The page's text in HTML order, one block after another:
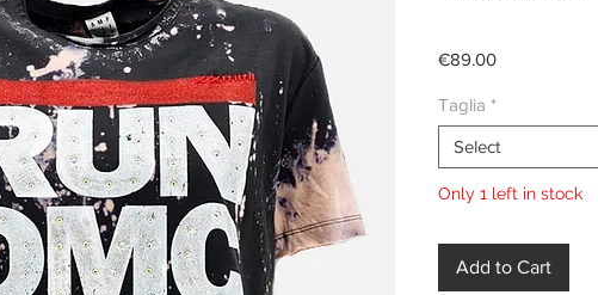
€89.00Price
Taglia *
Select
Only 1 left in stock
Add to Cart